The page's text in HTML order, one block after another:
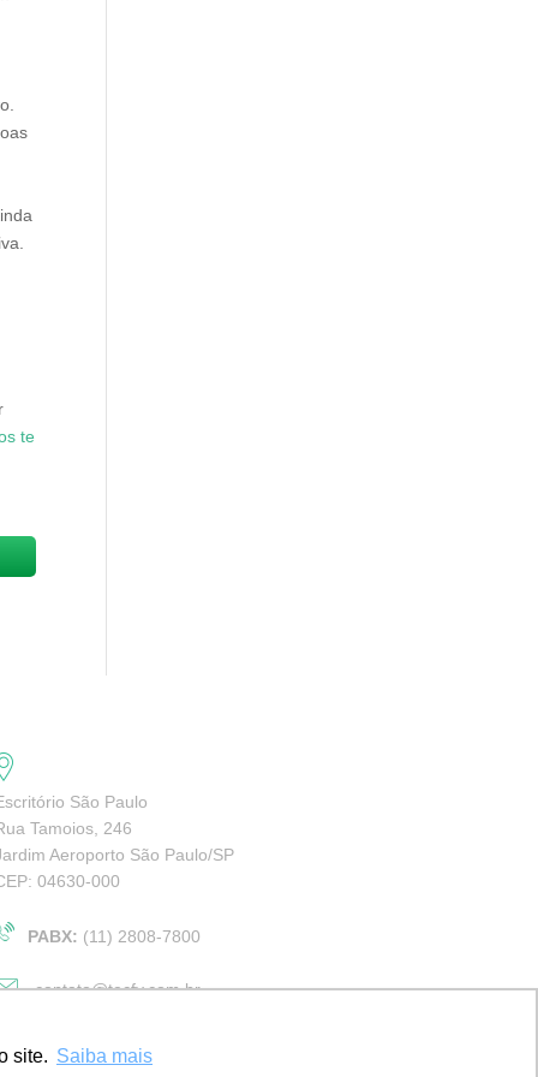
site. Saiba mais
te
São Paulo
Tamoios, 246
Aeroporto São Paulo/SP
04630-000
PABX: (11) 2808-7800
contato@tecfy.com.br